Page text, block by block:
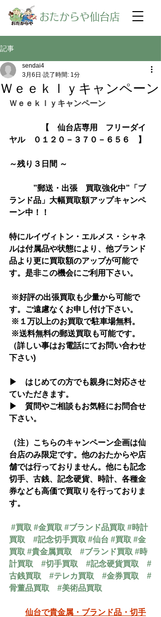
​おたからや仙台店
記事
Ｗｅｅｋｌｙキャンペーン
sendai4
3月6日 読了時間: 1分
Ｗｅｅｋｌｙキャンペーン
【　仙台店専用　フリーダイ
ヤル　０１２０－３７０－６５６　】
～残り３日間 ～
”郵送・出張　買取強化中”「ブ
ランド品」大幅買取額アップキャンペ
ーン中！！
特にルイヴィトン・エルメス・シャネ
ルは付属品や状態により、他ブランド
品より更に買取額のアップが可能で
す。是非この機会にご利用下さい。
※好評の出張買取も少量から可能で
す。ご遠慮なくお申し付け下さい。
※１万以上のお買取で駐車場無料。
※送料無料の郵送買取も可能です。
（詳しい事はお電話にてお問い合わせ
下さい)
▶　はじめての方でも親身に対応させ
ていただきます。
▶　質問やご相談もお気軽にお問合せ
下さい。
（注）こちらのキャンペーン企画は仙
台店のみ限定です。他のおたからや店
舗では行っておりません。他にも記念
切手、古銭、記念硬貨、時計、各種金
券なども高価で買取りを行っておりま
す。
#買取 #金買取 #ブランド品買取 #時計
買取
#記念切手買取 #仙台 #買取 #金
買取 #貴金属買取 #ブランド買取 #時
計買取
#切手買取 #記念硬貨買取
#
古銭買取
#テレカ買取 #金券買取
#
骨董品買取
#美術品買取
仙台で貴金属・ブランド品・切手